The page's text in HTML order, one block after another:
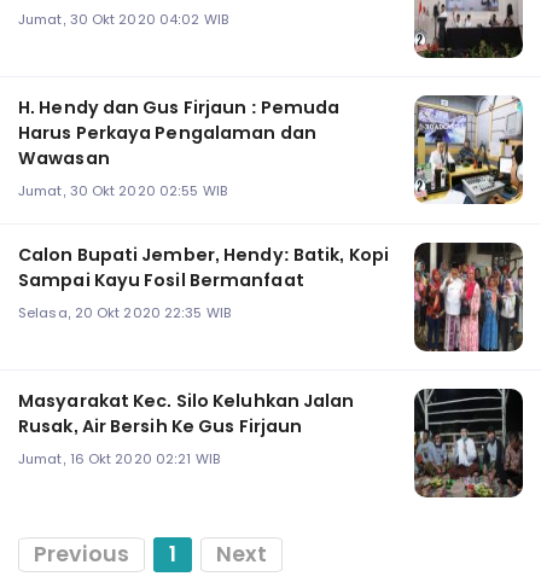
Jumat, 30 Okt 2020 04:02 WIB
H. Hendy dan Gus Firjaun : Pemuda
Harus Perkaya Pengalaman dan
Wawasan
Jumat, 30 Okt 2020 02:55 WIB
Calon Bupati Jember, Hendy: Batik, Kopi
Sampai Kayu Fosil Bermanfaat
Selasa, 20 Okt 2020 22:35 WIB
Masyarakat Kec. Silo Keluhkan Jalan
Rusak, Air Bersih Ke Gus Firjaun
Jumat, 16 Okt 2020 02:21 WIB
Previous 1 Next